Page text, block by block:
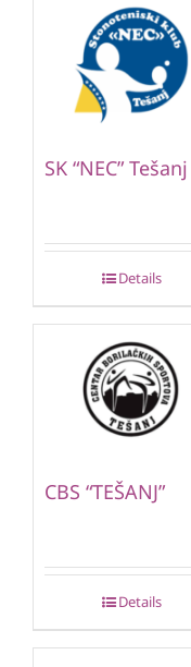
SK “NEC” Tešanj
Details
CBS “TEŠANJ”
Details